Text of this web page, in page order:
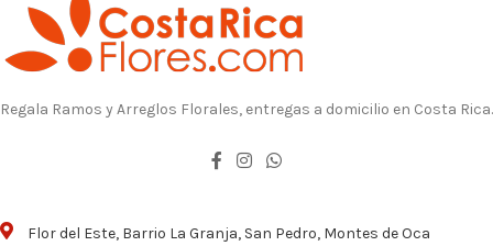
Regala Ramos y Arreglos Florales, entregas a domicilio en Costa Rica.
Flor del Este, Barrio La Granja, San Pedro, Montes de Oca